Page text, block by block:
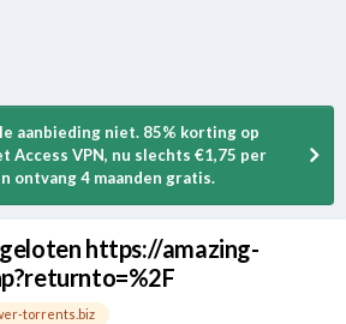
aanbieding niet. 85% korting op
Access VPN, nu slechts €1,75 per
ontvang 4 maanden gratis.
https://amazing-
torrents.biz